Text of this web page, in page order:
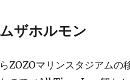
ザホルモン
ZOZOマリンスタジアム